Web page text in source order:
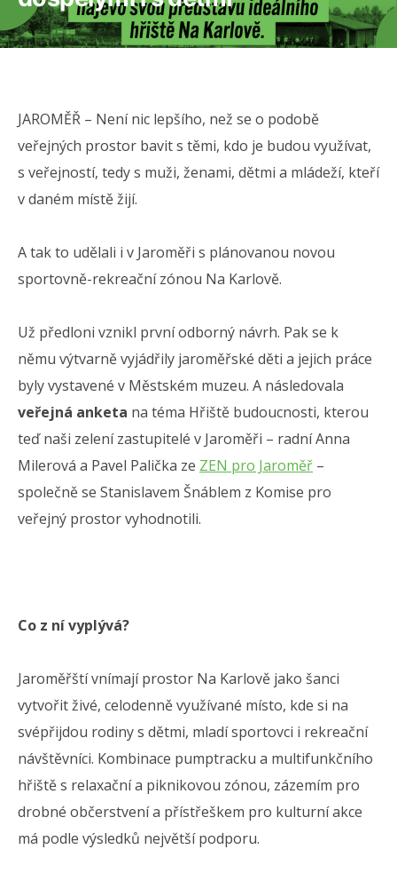
JAROMĚŘ – Není nic lepšího, než se o podobě
veřejných prostor bavit s těmi, kdo je budou využívat,
s veřejností, tedy s muži, ženami, dětmi a mládeží, kteří
v daném místě žijí.
A tak to udělali i v Jaroměři s plánovanou novou
sportovně-rekreační zónou Na Karlově.
Už předloni vznikl první odborný návrh. Pak se k
němu výtvarně vyjádřily jaroměřské děti a jejich práce
byly vystavené v Městském muzeu. A následovala
veřejná anketa na téma Hřiště budoucnosti, kterou
teď naši zelení zastupitelé v Jaroměři – radní Anna
Milerová a Pavel Palička ze ZEN pro Jaroměř –
společně se Stanislavem Šnáblem z Komise pro
veřejný prostor vyhodnotili.
Co z ní vyplývá?
Jaroměřští vnímají prostor Na Karlově jako šanci
vytvořit živé, celodenně využívané místo, kde si na
svépřijdou rodiny s dětmi, mladí sportovci i rekreační
návštěvníci. Kombinace pumptracku a multifunkčního
hřiště s relaxační a piknikovou zónou, zázemím pro
drobné občerstvení a přístřeškem pro kulturní akce
má podle výsledků největší podporu.